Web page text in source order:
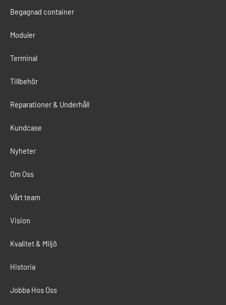
Begagnad container
Moduler
Terminal
Tillbehör
Reparationer & Underhåll
Kundcase
Nyheter
Om Oss
Vårt team
Vision
Kvalitet & Miljö
Historia
Jobba Hos Oss